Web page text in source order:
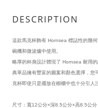
DESCRIPTION
這款馬克杯飾有 Hornsea 標誌性的幾
碗機和微波爐中使用。
略厚的杯身設計體現了 Hornsea 耐用
典單品擁有豐富的圖案和顏色選擇，您
克杯即使只是擺放在櫥櫃中也十分引人
尺寸： 寬12公分×深8.5公分×高8.5公分